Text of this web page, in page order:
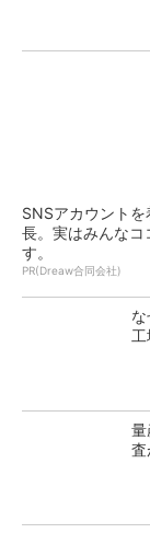
SNSアカウント
長。実はみんなコ
す。
PR(Dreaw合同会社)
量
査